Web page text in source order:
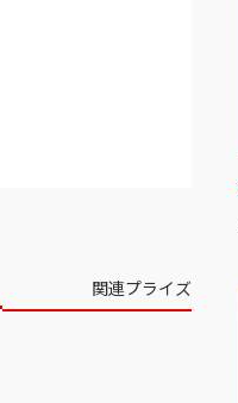
関連プライズ